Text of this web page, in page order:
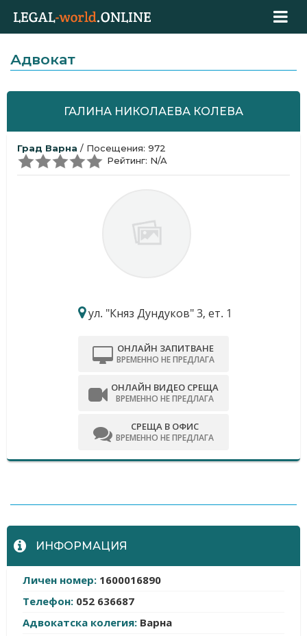
Адвокат
ГАЛИНА НИКОЛАЕВА КОЛЕВА
Град Варна / Посещения: 972
Рейтинг: N/A
ул. "Княз Дундуков" 3, ет. 1
ОНЛАЙН ЗАПИТВАНЕ
ВРЕМЕННО НЕ ПРЕДЛАГА
ОНЛАЙН ВИДЕО СРЕЩА
ВРЕМЕННО НЕ ПРЕДЛАГА
СРЕЩА В ОФИС
ВРЕМЕННО НЕ ПРЕДЛАГА
ИНФОРМАЦИЯ
Личен номер: 1600016890
Телефон: 052 636687
Адвокатска колегия: Варна